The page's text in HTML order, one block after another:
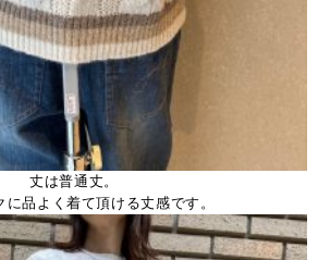
丈は普通丈。
に品よく着て頂ける丈感です。